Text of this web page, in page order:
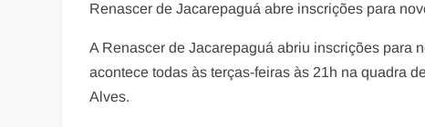
Renascer de Jacarepaguá abre inscrições para
A Renascer de Jacarepaguá abriu inscrições para
acontece todas às terças-feiras às 21h na quadra
Alves.